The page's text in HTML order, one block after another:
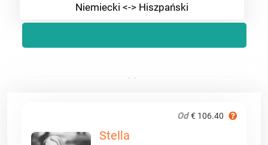
Niemiecki <-> Hiszpański
Od € 106.40
Stella